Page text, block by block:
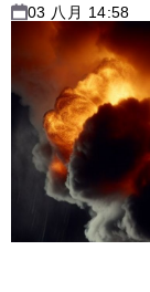
03 八月 14:58